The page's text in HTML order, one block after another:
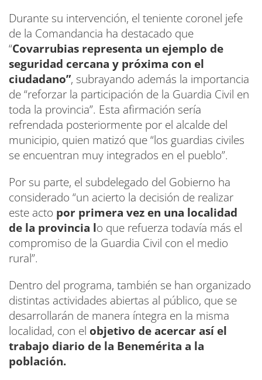
Durante su intervención, el teniente coronel jefe
de la Comandancia ha destacado que
“Covarrubias representa un ejemplo de
seguridad cercana y próxima con el
ciudadano”, subrayando además la importancia
de “reforzar la participación de la Guardia Civil en
toda la provincia”. Esta afirmación sería
refrendada posteriormente por el alcalde del
municipio, quien matizó que “los guardias civiles
se encuentran muy integrados en el pueblo”.
Por su parte, el subdelegado del Gobierno ha
considerado “un acierto la decisión de realizar
este acto por primera vez en una localidad
de la provincia lo que refuerza todavía más el
compromiso de la Guardia Civil con el medio
rural”.
Dentro del programa, también se han organizado
distintas actividades abiertas al público, que se
desarrollarán de manera íntegra en la misma
localidad, con el objetivo de acercar así el
trabajo diario de la Benemérita a la
población.